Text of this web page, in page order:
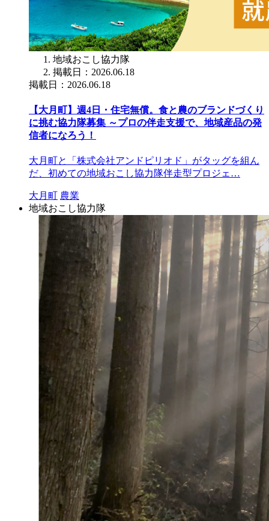
地域おこし協力隊
掲載日：2026.06.18
掲載日：2026.06.18
【大月町】週4日・住宅無償。食と農のブランドづくり
に挑む協力隊募集 ～プロの伴走支援で、地域産品の発
信者になろう！
大月町と「株式会社アンドピリオド」がタッグを組ん
だ、初めての地域おこし協力隊伴走型プロジェ…
大月町
農業
地域おこし協力隊